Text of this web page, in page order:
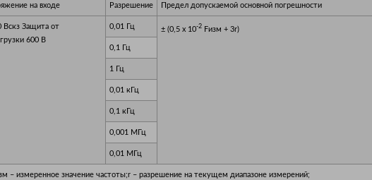
на входе Разрешение Предел допускаемой основной погрешности
Вскз Защита от
600 В
0,01 Гц ± (0,5 х 10-2 Fизм + 3r)
0,1 Гц
1 Гц
0,01 кГц
0,1 кГц
0,001 МГц
0,01 МГц
– измеренное значение частоты;r – разрешение на текущем диапазоне измерений;